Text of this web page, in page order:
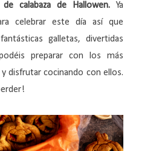
de calabaza de Hallowen. Ya
celebrar este día así que
galletas, divertidas
preparar con los más
disfrutar cocinando con ellos.